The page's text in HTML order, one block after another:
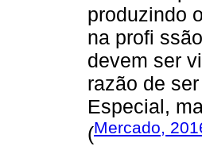
produzindo
na profi
devem ser
razão de
Especial,
(Mercado,